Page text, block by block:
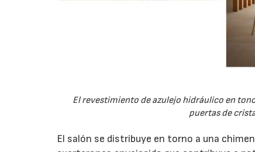
El revestimiento de azulejo hidráulico en
puertas de
El salón se distribuye en torno a una